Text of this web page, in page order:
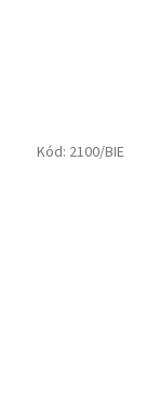
Kód: 2100/BIE